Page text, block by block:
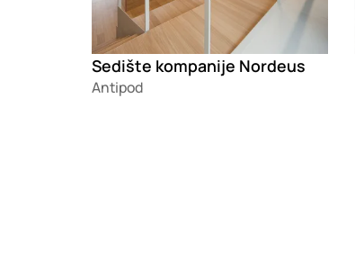
Sedište kompanije Nordeus
Antipod